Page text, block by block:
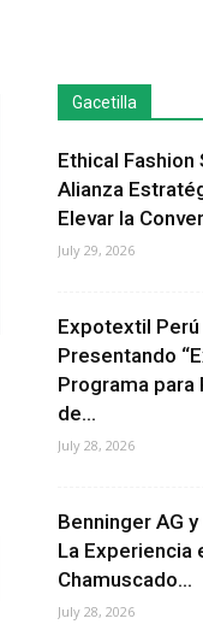
Gacetilla
Ethical Fashion
Alianza
Elevar la
July 29, 2026
Expotextil Perú
Presentando
Programa
de...
July 28, 2026
Benninger AG
La Experiencia
Chamuscado...
July 28, 2026